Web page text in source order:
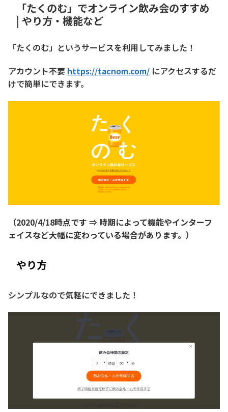
「たくのむ」でオンライン飲み会のすすめ
| やり方・機能など
「たくのむ」というサービスを利用してみました！
アカウント不要 https://tacnom.com/ にアクセスするだ
けで簡単にできます。
（2020/4/18時点です ⇒ 時期によって機能やインターフ
ェイスなど大幅に変わっている場合があります。）
やり方
シンプルなので気軽にできました！